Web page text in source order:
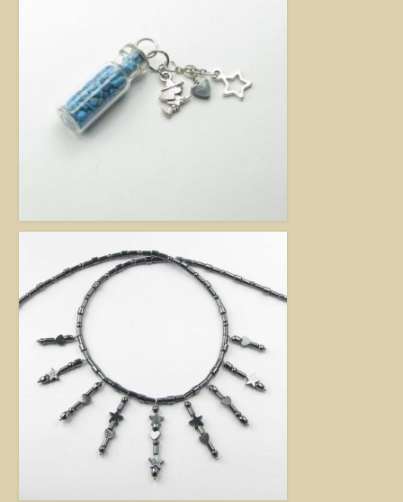
Jó tanácsok babalánchoz
Virág ékszer
A szobai növények, kaktuszok a lakás díszei, de sajnos nem vagy csak ritkán
virágoznak.Biztosan Ön is szép kaspóba vagy díszes tartóba teszi őket, de
ennél többet is tehet értük. A kézműves Virág ékszerekkel színesebbé és